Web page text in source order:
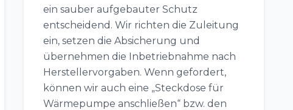
ein sauber aufgebauter Schutz
entscheidend. Wir richten die Zuleitung
ein, setzen die Absicherung und
übernehmen die Inbetriebnahme nach
Herstellervorgaben. Wenn gefordert,
können wir auch eine „Steckdose für
Wärmepumpe anschließen“ bzw. den